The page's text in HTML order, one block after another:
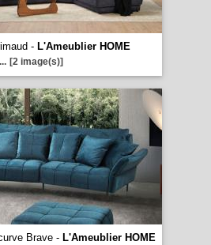
- L'Ameublier HOME
... [2 image(s)]
Brave - L'Ameublier HOME